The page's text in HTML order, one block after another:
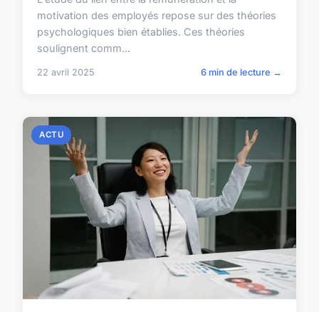
motivation des employés repose sur des théories
psychologiques bien établies. Ces théories
soulignent comm...
22 avril 2025 6 min de lecture →
ACTU